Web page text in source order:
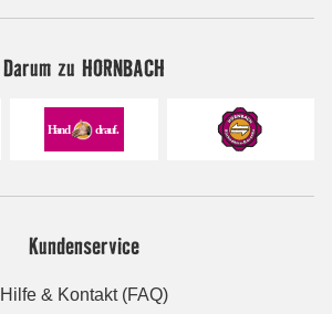
Darum zu HORNBACH
Kundenservice
Hilfe & Kontakt (FAQ)